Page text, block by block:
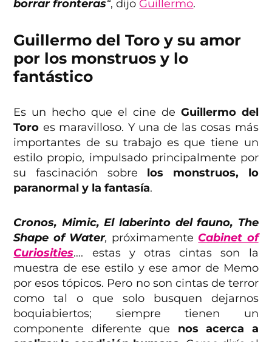
borrar fronteras“, dijo Guillermo.
Guillermo del Toro y su amor
por los monstruos y lo
fantástico
Es un hecho que el cine de Guillermo del
Toro es maravilloso. Y una de las cosas más
importantes de su trabajo es que tiene un
estilo propio, impulsado principalmente por
su fascinación sobre los monstruos, lo
paranormal y la fantasía.
Cronos, Mimic, El laberinto del fauno, The
Shape of Water, próximamente Cabinet of
Curiosities…. estas y otras cintas son la
muestra de ese estilo y ese amor de Memo
por esos tópicos. Pero no son cintas de terror
como tal o que solo busquen dejarnos
boquiabiertos; siempre tienen un
componente diferente que nos acerca a